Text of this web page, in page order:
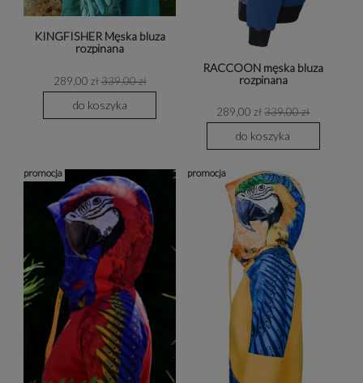
KINGFISHER Męska bluza
rozpinana
289,00 zł 339,00 zł
do koszyka
RACCOON męska bluza
rozpinana
289,00 zł 339,00 zł
do koszyka
promocja promocja